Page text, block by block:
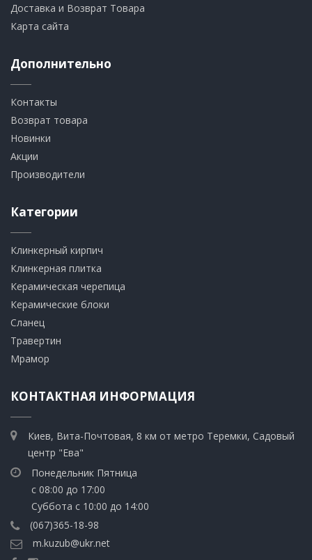
Доставка и Возврат Товара
Карта сайта
Дополнительно
Контакты
Возврат товара
Новинки
Акции
Производители
Категории
Клинкерный кирпич​
​Клинкерная плитка
​Керамическая черепица
​Керамические блоки
​Сланец
Травертин​
​Мрамор
КОНТАКТНАЯ ИНФОРМАЦИЯ
Киев, Вита-Почтовая, 8 км от метро Теремки, Садовый
центр "Ева"
Понедельник Пятница
с 08:00 до 17:00
Суббота с 10:00 до 14:00
(067)365-18-98
m.kuzub@ukr.net